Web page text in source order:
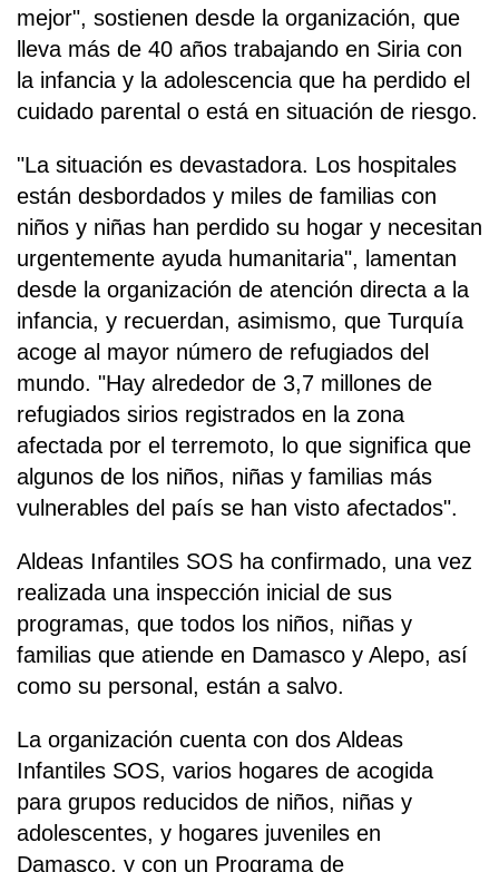
mejor", sostienen desde la organización, que
lleva más de 40 años trabajando en Siria con
la infancia y la adolescencia que ha perdido el
cuidado parental o está en situación de riesgo.
"La situación es devastadora. Los hospitales
están desbordados y miles de familias con
niños y niñas han perdido su hogar y necesitan
urgentemente ayuda humanitaria", lamentan
desde la organización de atención directa a la
infancia, y recuerdan, asimismo, que Turquía
acoge al mayor número de refugiados del
mundo. "Hay alrededor de 3,7 millones de
refugiados sirios registrados en la zona
afectada por el terremoto, lo que significa que
algunos de los niños, niñas y familias más
vulnerables del país se han visto afectados".
Aldeas Infantiles SOS ha confirmado, una vez
realizada una inspección inicial de sus
programas, que todos los niños, niñas y
familias que atiende en Damasco y Alepo, así
como su personal, están a salvo.
La organización cuenta con dos Aldeas
Infantiles SOS, varios hogares de acogida
para grupos reducidos de niños, niñas y
adolescentes, y hogares juveniles en
Damasco, y con un Programa de